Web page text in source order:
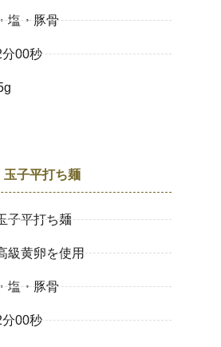
塩・豚骨
00秒
玉子平打ち麺
子平打ち麺
級黄卵を使用
塩・豚骨
00秒